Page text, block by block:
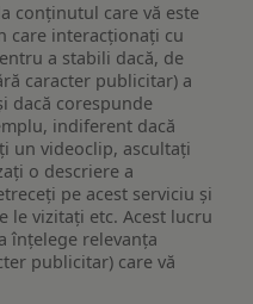
conținutul care vă este
care interacționați cu
a stabili dacă, de
caracter publicitar) a
dacă corespunde
indiferent dacă
un videoclip, ascultați
o descriere a
pe acest serviciu și
le vizitați etc. Acest lucru
înțelege relevanța
publicitar) care vă